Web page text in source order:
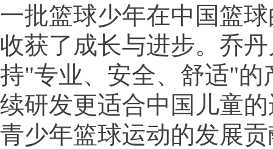
一批篮球少年在中国篮
收获了成长与进步。乔
持"专业、安全、舒适"的
续研发更适合中国儿童
青少年篮球运动的发展